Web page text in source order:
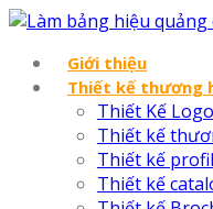
Giới thiệu
Thiết kế thương
Thiết Kế Logo
Thiết kế
Thiết kế
Thiết kế